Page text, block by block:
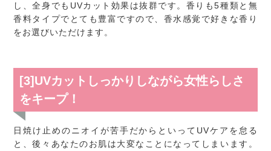
し、全身でもUVカット効果は抜群です。香りも5種類と無
香料タイプでとても豊富ですので、香水感覚で好きな香り
をお選びいただけます。
[3]UVカットしっかりしながら女性らしさ
をキープ！
日焼け止めのニオイが苦手だからといってUVケアを怠る
と、後々あなたのお肌は大変なことになってしまいます。